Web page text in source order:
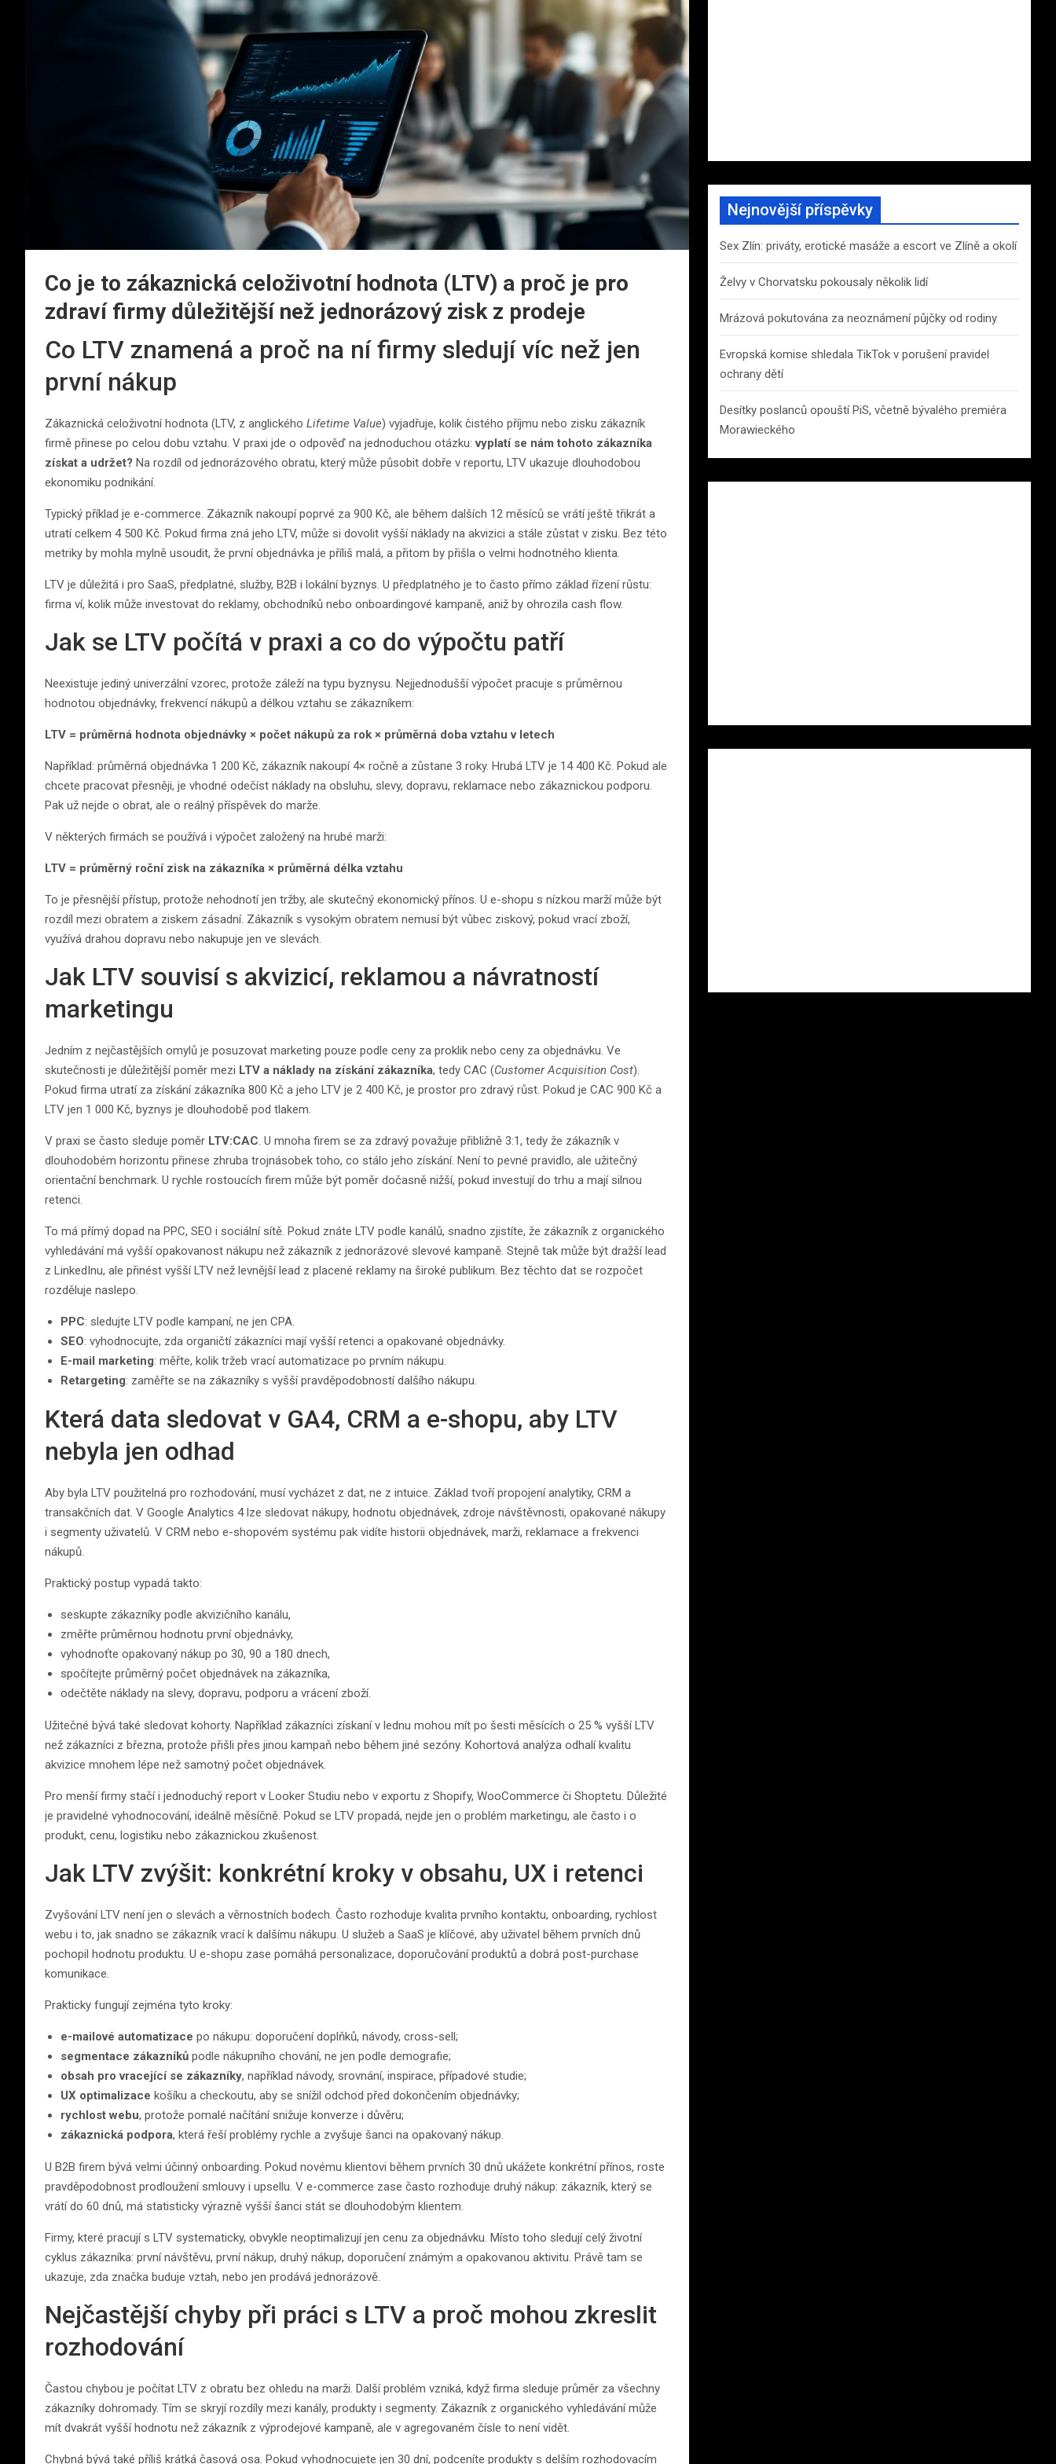
Co je to zákaznická celoživotní hodnota (LTV) a proč je pro
zdraví firmy důležitější než jednorázový zisk z prodeje
Co LTV znamená a proč na ní firmy sledují víc než jen
první nákup
Zákaznická celoživotní hodnota (LTV, z anglického Lifetime Value) vyjadřuje, kolik čistého příjmu nebo zisku zákazník
firmě přinese po celou dobu vztahu. V praxi jde o odpověď na jednoduchou otázku:vyplatí se nám tohoto zákazníka
získat a udržet? Na rozdíl od jednorázového obratu, který může působit dobře v reportu, LTV ukazuje dlouhodobou
ekonomiku podnikání.
Typický příklad je e-commerce. Zákazník nakoupí poprvé za 900 Kč, ale během dalších 12 měsíců se vrátí ještě třikrát a
utratí celkem 4 500 Kč. Pokud firma zná jeho LTV, může si dovolit vyšší náklady na akvizici a stále zůstat v zisku. Bez této
metriky by mohla mylně usoudit, že první objednávka je příliš malá, a přitom by přišla o velmi hodnotného klienta.
LTV je důležitá i pro SaaS, předplatné, služby, B2B i lokální byznys. U předplatného je to často přímo základ řízení růstu:
firma ví, kolik může investovat do reklamy, obchodníků nebo onboardingové kampaně, aniž by ohrozila cash flow.
Jak se LTV počítá v praxi a co do výpočtu patří
Neexistuje jediný univerzální vzorec, protože záleží na typu byznysu. Nejjednodušší výpočet pracuje s průměrnou
hodnotou objednávky, frekvencí nákupů a délkou vztahu se zákazníkem:
LTV = průměrná hodnota objednávky × počet nákupů za rok × průměrná doba vztahu v letech
Například: průměrná objednávka 1 200 Kč, zákazník nakoupí 4× ročně a zůstane 3 roky. Hrubá LTV je 14 400 Kč. Pokud ale
chcete pracovat přesněji, je vhodné odečíst náklady na obsluhu, slevy, dopravu, reklamace nebo zákaznickou podporu.
Pak už nejde o obrat, ale o reálný příspěvek do marže.
V některých firmách se používá i výpočet založený na hrubé marži:
LTV = průměrný roční zisk na zákazníka × průměrná délka vztahu
To je přesnější přístup, protože nehodnotí jen tržby, ale skutečný ekonomický přínos. U e-shopu s nízkou marží může být
rozdíl mezi obratem a ziskem zásadní. Zákazník s vysokým obratem nemusí být vůbec ziskový, pokud vrací zboží,
využívá drahou dopravu nebo nakupuje jen ve slevách.
Jak LTV souvisí s akvizicí, reklamou a návratností
marketingu
Jedním z nejčastějších omylů je posuzovat marketing pouze podle ceny za proklik nebo ceny za objednávku. Ve
skutečnosti je důležitější poměr mezi LTV a náklady na získání zákazníka, tedy CAC (Customer Acquisition Cost).
Pokud firma utratí za získání zákazníka 800 Kč a jeho LTV je 2 400 Kč, je prostor pro zdravý růst. Pokud je CAC 900 Kč a
LTV jen 1 000 Kč, byznys je dlouhodobě pod tlakem.
V praxi se často sleduje poměr LTV:CAC . U mnoha firem se za zdravý považuje přibližně 3:1, tedy že zákazník v
dlouhodobém horizontu přinese zhruba trojnásobek toho, co stálo jeho získání. Není to pevné pravidlo, ale užitečný
orientační benchmark. U rychle rostoucích firem může být poměr dočasně nižší, pokud investují do trhu a mají silnou
retenci.
To má přímý dopad na PPC, SEO i sociální sítě. Pokud znáte LTV podle kanálů, snadno zjistíte, že zákazník z organického
vyhledávání má vyšší opakovanost nákupu než zákazník z jednorázové slevové kampaně. Stejně tak může být dražší lead
z LinkedInu, ale přinést vyšší LTV než levnější lead z placené reklamy na široké publikum. Bez těchto dat se rozpočet
rozděluje naslepo.
PPC: sledujte LTV podle kampaní, ne jen CPA.
SEO: vyhodnocujte, zda organičtí zákazníci mají vyšší retenci a opakované objednávky.
E-mail marketing: měřte, kolik tržeb vrací automatizace po prvním nákupu.
Retargeting: zaměřte se na zákazníky s vyšší pravděpodobností dalšího nákupu.
Která data sledovat v GA4, CRM a e-shopu, aby LTV
nebyla jen odhad
Aby byla LTV použitelná pro rozhodování, musí vycházet z dat, ne z intuice. Základ tvoří propojení analytiky, CRM a
transakčních dat. V Google Analytics 4 lze sledovat nákupy, hodnotu objednávek, zdroje návštěvnosti, opakované nákupy
i segmenty uživatelů. V CRM nebo e-shopovém systému pak vidíte historii objednávek, marži, reklamace a frekvenci
nákupů.
Praktický postup vypadá takto:
seskupte zákazníky podle akvizičního kanálu,
změřte průměrnou hodnotu první objednávky,
vyhodnoťte opakovaný nákup po 30, 90 a 180 dnech,
spočítejte průměrný počet objednávek na zákazníka,
odečtěte náklady na slevy, dopravu, podporu a vrácení zboží.
Užitečné bývá také sledovat kohorty. Například zákazníci získaní v lednu mohou mít po šesti měsících o 25 % vyšší LTV
než zákazníci z března, protože přišli přes jinou kampaň nebo během jiné sezóny. Kohortová analýza odhalí kvalitu
akvizice mnohem lépe než samotný počet objednávek.
Pro menší firmy stačí i jednoduchý report v Looker Studiu nebo v exportu z Shopify, WooCommerce či Shoptetu. Důležité
je pravidelné vyhodnocování, ideálně měsíčně. Pokud se LTV propadá, nejde jen o problém marketingu, ale často i o
produkt, cenu, logistiku nebo zákaznickou zkušenost.
Jak LTV zvýšit: konkrétní kroky v obsahu, UX i retenci
Zvyšování LTV není jen o slevách a věrnostních bodech. Často rozhoduje kvalita prvního kontaktu, onboarding, rychlost
webu i to, jak snadno se zákazník vrací k dalšímu nákupu. U služeb a SaaS je klíčové, aby uživatel během prvních dnů
pochopil hodnotu produktu. U e-shopu zase pomáhá personalizace, doporučování produktů a dobrá post-purchase
komunikace.
Prakticky fungují zejména tyto kroky:
e-mailové automatizace po nákupu: doporučení doplňků, návody, cross-sell;
segmentace zákazníků podle nákupního chování, ne jen podle demografie;
obsah pro vracející se zákazníky, například návody, srovnání, inspirace, případové studie;
UX optimalizace košíku a checkoutu, aby se snížil odchod před dokončením objednávky;
rychlost webu, protože pomalé načítání snižuje konverze i důvěru;
zákaznická podpora, která řeší problémy rychle a zvyšuje šanci na opakovaný nákup.
U B2B firem bývá velmi účinný onboarding. Pokud novému klientovi během prvních 30 dnů ukážete konkrétní přínos, roste
pravděpodobnost prodloužení smlouvy i upsellu. V e-commerce zase často rozhoduje druhý nákup: zákazník, který se
vrátí do 60 dnů, má statisticky výrazně vyšší šanci stát se dlouhodobým klientem.
Firmy, které pracují s LTV systematicky, obvykle neoptimalizují jen cenu za objednávku. Místo toho sledují celý životní
cyklus zákazníka: první návštěvu, první nákup, druhý nákup, doporučení známým a opakovanou aktivitu. Právě tam se
ukazuje, zda značka buduje vztah, nebo jen prodává jednorázově.
Nejčastější chyby při práci s LTV a proč mohou zkreslit
rozhodování
Častou chybou je počítat LTV z obratu bez ohledu na marži. Další problém vzniká, když firma sleduje průměr za všechny
zákazníky dohromady. Tím se skryjí rozdíly mezi kanály, produkty i segmenty. Zákazník z organického vyhledávání může
mít dvakrát vyšší hodnotu než zákazník z výprodejové kampaně, ale v agregovaném čísle to není vidět.
Chybná bývá také příliš krátká časová osa. Pokud vyhodnocujete jen 30 dní, podceníte produkty s delším rozhodovacím
Nejnovější příspěvky
Sex Zlín: priváty, erotické masáže a escort ve Zlíně a okolí
Želvy v Chorvatsku pokousaly několik lidí
Mrázová pokutována za neoznámení půjčky od rodiny
Evropská komise shledala TikTok v porušení pravidel
ochrany dětí
Desítky poslanců opouští PiS, včetně bývalého premiéra
Morawieckého